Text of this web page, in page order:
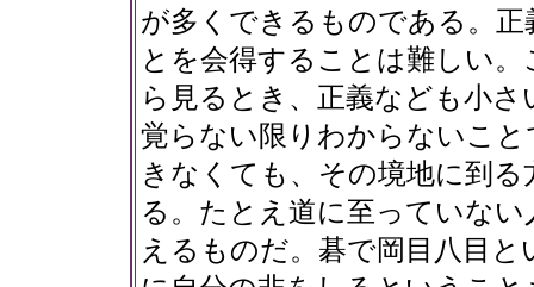
が多くできるものである。
とを会得することは難しい
ら見るとき、正義なども小
覚らない限りわからないこ
きなくても、その境地に到
る。たとえ道に至っていな
えるものだ。碁で岡目八目